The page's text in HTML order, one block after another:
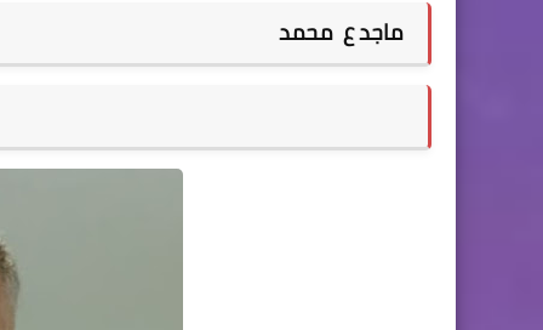
ماجد ع محمد